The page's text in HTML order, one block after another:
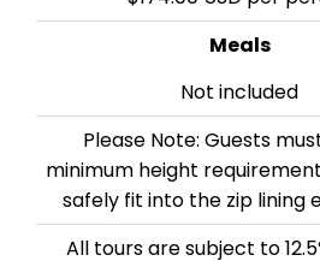
Meals
Not included
Please Note: Guests
minimum height
safely fit into the zip lining
All tours are subject to